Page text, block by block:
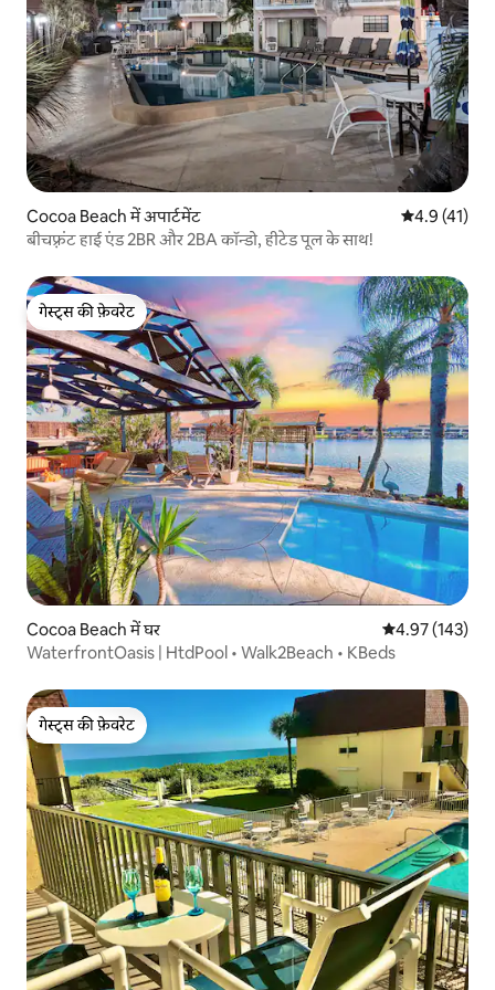
Cocoa Beach में अपार्टमेंट औसत रेटिंग 5
4.9 (41)
बीचफ़्रंट हाई एंड 2BR और 2BA कॉन्डो, हीटेड पूल के साथ!
गेस्ट्स की फ़ेवरेट
गेस्ट्स की फ़ेवरेट
Cocoa Beach में घर औसत रेटिंग 5 में से
4.97 (143)
WaterfrontOasis | HtdPool • Walk2Beach • KBeds
गेस्ट्स की फ़ेवरेट
गेस्ट्स की फ़ेवरेट